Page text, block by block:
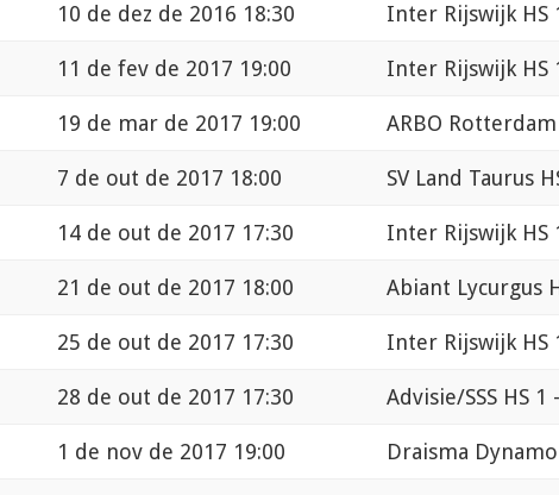
10 de dez de 2016 18:30 Inter Rijswijk HS
11 de fev de 2017 19:00 Inter Rijswijk HS
19 de mar de 2017 19:00 ARBO
7 de out de 2017 18:00 SV Land Taurus
14 de out de 2017 17:30 Inter Rijswijk HS
21 de out de 2017 18:00 Abiant Lycurgus
25 de out de 2017 17:30 Inter Rijswijk HS
28 de out de 2017 17:30 Advisie/SSS HS
1 de nov de 2017 19:00 Draisma